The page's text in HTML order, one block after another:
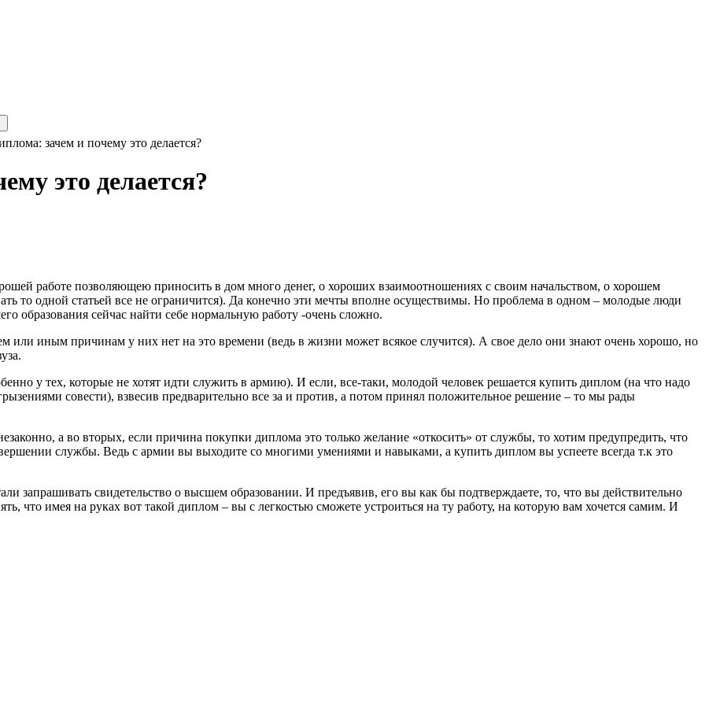
зачем и почему это делается?
это делается?
работе позволяющею приносить в дом много денег, о хороших взаимоотношениях с своим начальством, о хорошем
то одной статьей все не ограничится). Да конечно эти мечты вполне осуществимы. Но проблема в одном – молодые люди
образования сейчас найти себе нормальную работу -очень сложно.
или иным причинам у них нет на это времени (ведь в жизни может всякое случится). А свое дело они знают очень хорошо, но
у тех, которые не хотят идти служить в армию). И если, все-таки, молодой человек решается купить диплом (на что надо
совести), взвесив предварительно все за и против, а потом принял положительное решение – то мы рады
а во вторых, если причина покупки диплома это только желание «откосить» от службы, то хотим предупредить, что
службы. Ведь с армии вы выходите со многими умениями и навыками, а купить диплом вы успеете всегда т.к это
запрашивать свидетельство о высшем образовании. И предъявив, его вы как бы подтверждаете, то, что вы действительно
что имея на руках вот такой диплом – вы с легкостью сможете устроиться на ту работу, на которую вам хочется самим. И